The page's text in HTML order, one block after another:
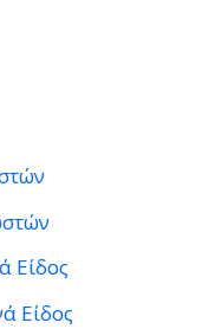
Είδος
Είδος